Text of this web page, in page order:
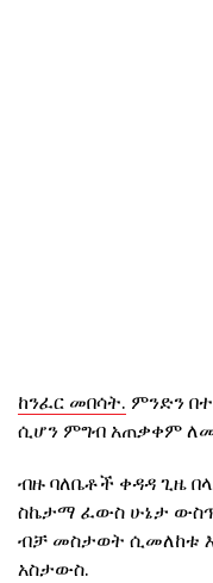
ከንፈር መበሳት. ምንድን
ሲሆን ምግብ አጠቃቀም
ብዙ ባለቤቶች ቀዳዳ ጊዜ
ስኬታማ ፈውስ ሁኔታ
ብቻ መስታወት ሲመለከቱ
አስታውስ.